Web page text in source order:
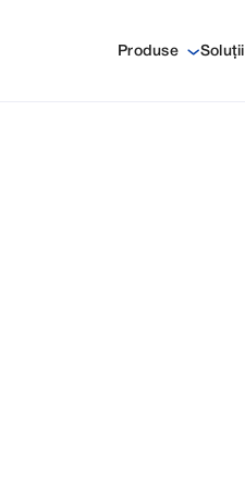
Produse Soluții